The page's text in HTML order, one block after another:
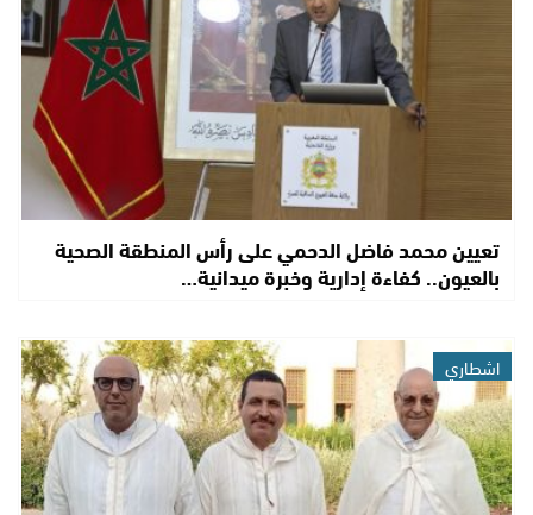
تعيين محمد فاضل الدحمي على رأس المنطقة الصحية
بالعيون.. كفاءة إدارية وخبرة ميدانية…
اشطاري